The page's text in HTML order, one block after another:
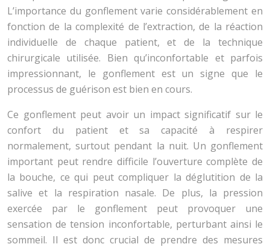
L’importance du gonflement varie considérablement en
fonction de la complexité de l’extraction, de la réaction
individuelle de chaque patient, et de la technique
chirurgicale utilisée. Bien qu’inconfortable et parfois
impressionnant, le gonflement est un signe que le
processus de guérison est bien en cours.
Ce gonflement peut avoir un impact significatif sur le
confort du patient et sa capacité à respirer
normalement, surtout pendant la nuit. Un gonflement
important peut rendre difficile l’ouverture complète de
la bouche, ce qui peut compliquer la déglutition de la
salive et la respiration nasale. De plus, la pression
exercée par le gonflement peut provoquer une
sensation de tension inconfortable, perturbant ainsi le
sommeil. Il est donc crucial de prendre des mesures